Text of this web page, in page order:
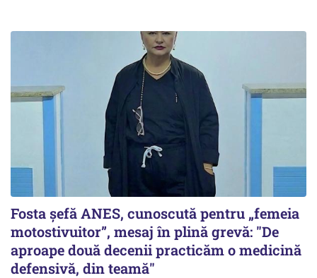
Fosta șefă ANES, cunoscută pentru „femeia
motostivuitor”, mesaj în plină grevă: "De
aproape două decenii practicăm o medicină
defensivă, din teamă"